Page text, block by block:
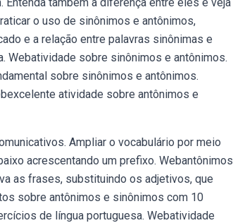
o uso de sinônimos e antônimos,
e a relação entre palavras sinônimas e
Webatividade sobre sinônimos e antônimos.
sobre sinônimos e antônimos.
atividade sobre antônimos e
Ampliar o vocabulário por meio
acrescentando um prefixo. Webantônimos
as frases, substituindo os adjetivos, que
sobre antônimos e sinônimos com 10
de língua portuguesa. Webatividade